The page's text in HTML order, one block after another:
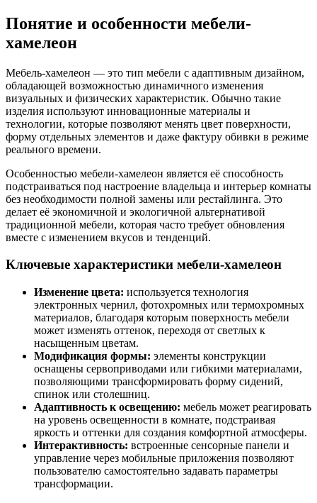
Понятие и особенности мебели-
хамелеон
Мебель-хамелеон — это тип мебели с адаптивным дизайном,
обладающей возможностью динамичного изменения
визуальных и физических характеристик. Обычно такие
изделия используют инновационные материалы и
технологии, которые позволяют менять цвет поверхности,
форму отдельных элементов и даже фактуру обивки в режиме
реального времени.
Особенностью мебели-хамелеон является её способность
подстраиваться под настроение владельца и интерьер комнаты
без необходимости полной замены или рестайлинга. Это
делает её экономичной и экологичной альтернативой
традиционной мебели, которая часто требует обновления
вместе с изменением вкусов и тенденций.
Ключевые характеристики мебели-хамелеон
Изменение цвета: используется технология
электронных чернил, фотохромных или термохромных
материалов, благодаря которым поверхность мебели
может изменять оттенок, переходя от светлых к
насыщенным цветам.
Модификация формы: элементы конструкции
оснащены сервоприводами или гибкими материалами,
позволяющими трансформировать форму сидений,
спинок или столешниц.
Адаптивность к освещению: мебель может реагировать
на уровень освещенности в комнате, подстраивая
яркость и оттенки для создания комфортной атмосферы.
Интерактивность: встроенные сенсорные панели и
управление через мобильные приложения позволяют
пользователю самостоятельно задавать параметры
трансформации.